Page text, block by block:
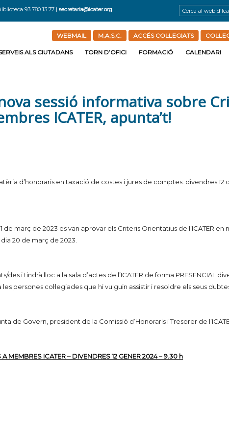
93 780 13 77 |secretaria@icater.org
WEBMAIL M.A.S.C. ACCÉS COL·LEGIATS
ALS CIUTADANS TORN D’OFICI FORMACIÓ CALENDARI
sessió informativa sobre
ICATER, apunta’t!
d’honoraris en taxació de costes i jures de comptes: divendres 12
març de 2023 es van aprovar els Criteris Orientatius de l’ICATER en
20 de març de 2023.
i tindrà lloc a la sala d’actes de l’ICATER de forma PRESENCIAL
persones col·legiades que hi vulguin assistir i resoldre els seus
de Govern, president de la Comissió d’Honoraris i Tresorer de
MEMBRES ICATER – DIVENDRES 12 GENER 2024 – 9.30 h